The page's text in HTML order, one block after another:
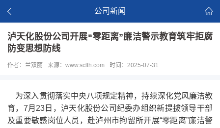
公司新闻
泸天化股份公司开展“零距离”廉洁警示教育筑牢拒腐
防变思想防线
作者：兰双丽 来源：www.sclth.com 时间：2025-07-31
为深入贯彻落实中央八项规定精神，持续深化党风廉洁教
育，7月23日，泸天化股份公司纪委办组织新提拔领导干部
及重要敏感岗位人员，赴泸州市拘留所开展“零距离”廉洁警